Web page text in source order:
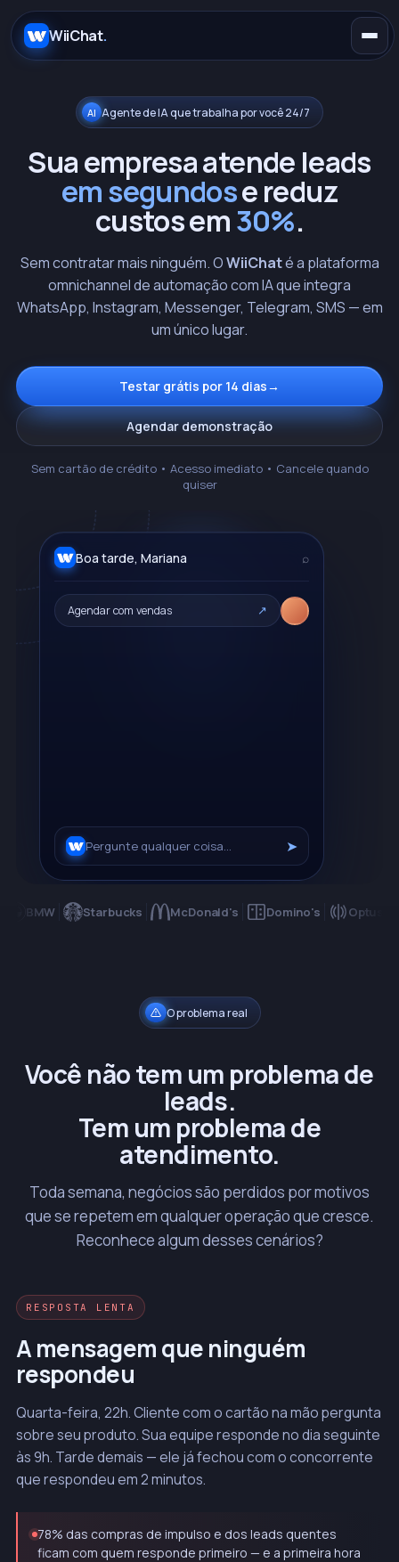
WiiChat.
E-commerce
Concessionárias
SaaS
Financeiro
WhatsApp
Instagram
SMS
Claude
HubSpot
WooCommerce
Calculadora de ROI
Calculadora WhatsApp API
Central de Ajuda
→
AI Agente de IA que trabalha por você 24/7
Sua empresa atende leads
em segundose reduz
custos em30%.
Sem contratar mais ninguém. OWiiChaté a plataforma
omnichannel de automação com IA que integra
WhatsApp, Instagram, Messenger, Telegram, SMS — em
um único lugar.
Testar grátis por 14 dias→
Agendar demonstração
Sem cartão de crédito • Acesso imediato • Cancele quando
quiser
Boa tarde, Mariana ⌕
Agendar com vendas
Pergunte qualquer coisa… ➤
Starbucks McDonald's Domino's Optus
O problema real
Você não tem um problema de
leads.
Tem um problema de
atendimento.
Toda semana, negócios são perdidos por motivos
que se repetem em qualquer operação que cresce.
Reconhece algum desses cenários?
RESPOSTA LENTA
A mensagem que ninguém
respondeu
Quarta-feira, 22h. Cliente com o cartão na mão pergunta
sobre seu produto. Sua equipe responde no dia seguinte
às 9h. Tarde demais — ele já fechou com o concorrente
que respondeu em 2 minutos.
78% das compras de impulso e dos leads quentes
ficam com quem responde primeiro — e a primeira hora